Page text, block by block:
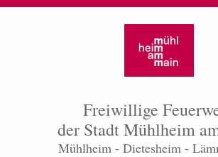
Freiwillige
der Stadt Mühlheim
Mühlheim - Dietesheim -